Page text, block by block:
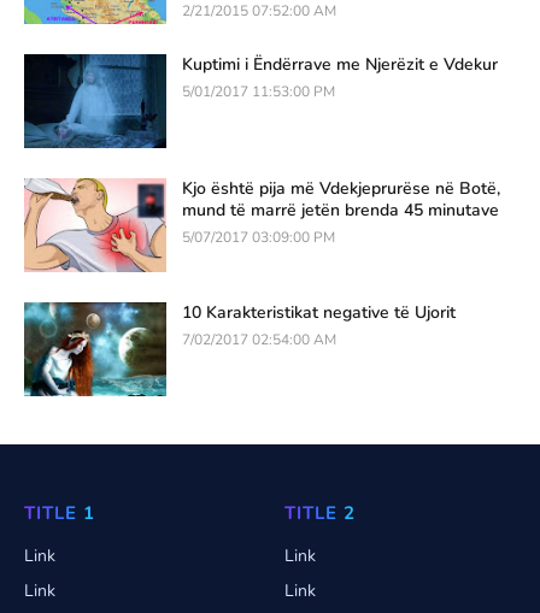
2/21/2015 07:52:00 AM
Kuptimi i Ëndërrave me Njerëzit e Vdekur
5/01/2017 11:53:00 PM
Kjo është pija më Vdekjeprurëse në Botë,
mund të marrë jetën brenda 45 minutave
5/07/2017 03:09:00 PM
10 Karakteristikat negative të Ujorit
7/02/2017 02:54:00 AM
TITLE 1
Link
Link
TITLE 2
Link
Link